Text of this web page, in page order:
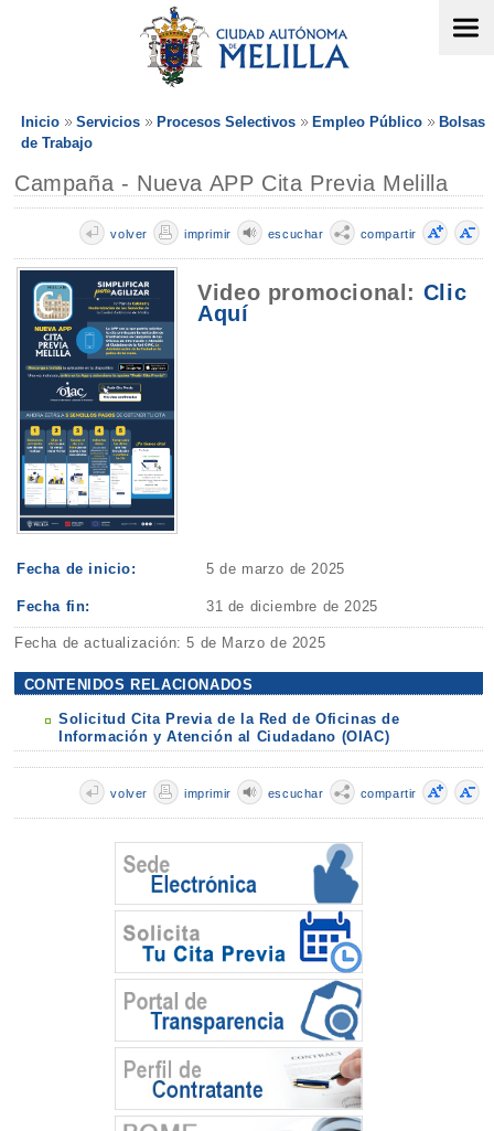
Inicio Servicios Procesos Selectivos Empleo Público
Bolsas
de Trabajo
Campaña - Nueva APP Cita Previa Melilla
compartir
escuchar
imprimir
volver
Video promocional: Clic
Aquí
Fecha de inicio: 5 de marzo de 2025
Fecha fin: 31 de diciembre de 2025
Fecha de actualización: 5 de Marzo de 2025
CONTENIDOS RELACIONADOS
Solicitud Cita Previa de la Red de Oficinas de
Información y Atención al Ciudadano (OIAC)
compartir
escuchar
imprimir
volver